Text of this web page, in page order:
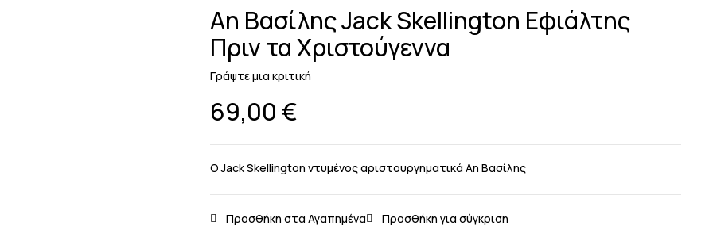
Αη Βασίλης Jack Skellington Εφιάλτης
Πριν τα Χριστούγεννα
Γράψτε μια κριτική
69,00€
O Jack Skellington ντυμένος αριστουργηματικά Αη Βασίλης